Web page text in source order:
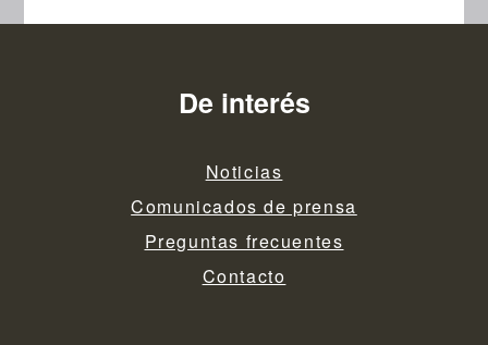
De interés
Noticias
Comunicados de prensa
Preguntas frecuentes
Contacto